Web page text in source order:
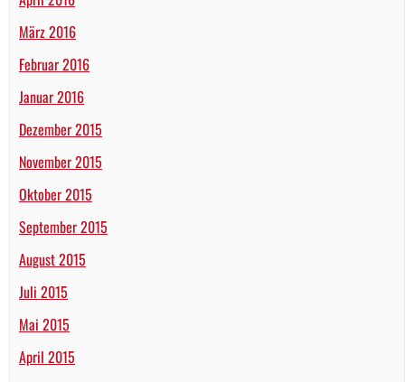
März 2016
Februar 2016
Januar 2016
Dezember 2015
November 2015
Oktober 2015
September 2015
August 2015
Juli 2015
Mai 2015
April 2015